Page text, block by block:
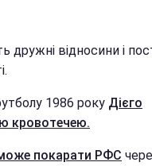
відносини і
1986 року Дієго
кровотечею.
покарати РФС